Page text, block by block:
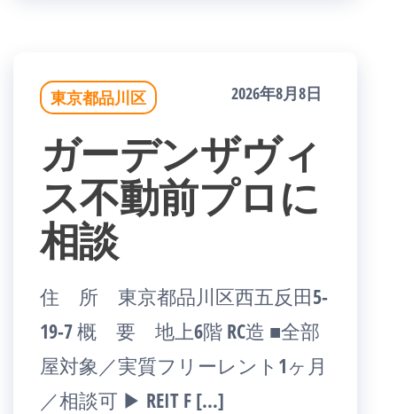
東京都品川区 2026年8月8日
ガーデンザヴィ
ス不動前プロに
相談
住 所 東京都品川区西五反田5-
19-7 概 要 地上6階 RC造 ■全部
屋対象／実質フリーレント1ヶ月
／相談可 ▶ REIT F […]